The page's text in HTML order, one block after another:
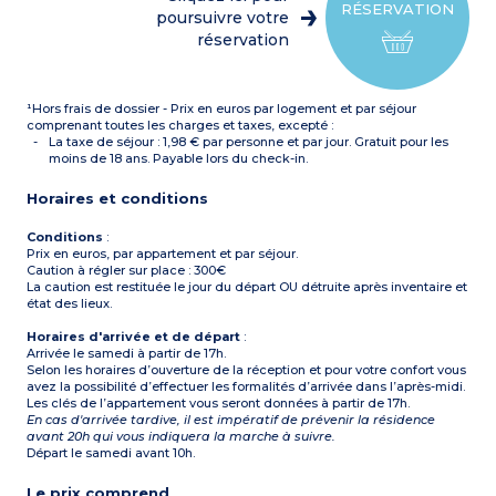
Salle de bains + salle de
RÉSERVATION
poursuivre votre
réservation
¹Hors frais de dossier - Prix en euros par logement et par séjour
comprenant toutes les charges et taxes, excepté :
La taxe de séjour : 1,98 € par personne et par jour. Gratuit pour les
moins de 18 ans. Payable lors du check-in.
Horaires et conditions
Conditions :
Prix en euros, par appartement et par séjour.
Caution à régler sur place : 300€
La caution est restituée le jour du départ OU détruite après inventaire et
état des lieux.
Horaires d'arrivée et de départ :
Arrivée le samedi à partir de 17h.
Selon les horaires d’ouverture de la réception et pour votre confort vous
avez la possibilité d’effectuer les formalités d’arrivée dans l’après-midi.
Les clés de l’appartement vous seront données à partir de 17h.
En cas d'arrivée tardive, il est impératif de prévenir la résidence
avant 20h qui vous indiquera la marche à suivre.
Départ le samedi avant 10h.